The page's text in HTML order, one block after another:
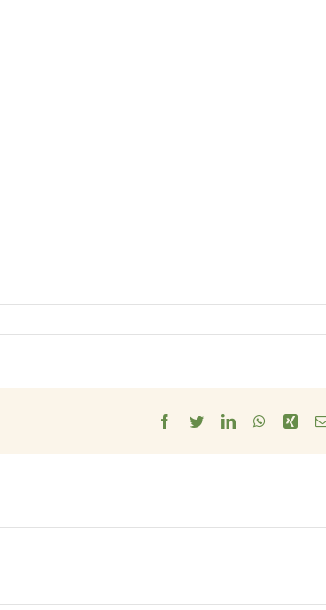
Facebook
TwitterLinkedInWhatsApp
Xing